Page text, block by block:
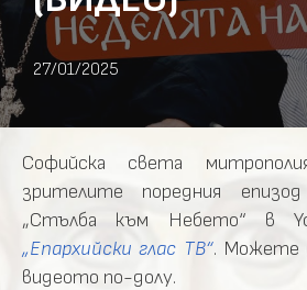
27/01/2025
Софийска света
зрителите поредния
„Стълба към Небето“ в
„Епархийски глас ТВ“. Можете
видеото по-долу.